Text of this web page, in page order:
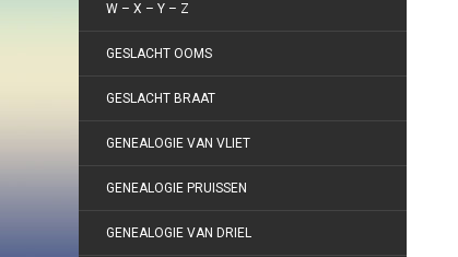
W – X – Y – Z
GESLACHT OOMS
GESLACHT BRAAT
GENEALOGIE VAN VLIET
GENEALOGIE PRUISSEN
GENEALOGIE VAN DRIEL